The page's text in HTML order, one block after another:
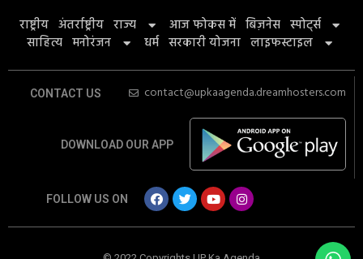
राष्ट्रीय अंतर्राष्ट्रीय राज्य आज फोकस में बिज़नेस स्पोर्ट्स
साहित्य मनोरंजन धर्म सरकारी योजना लाइफस्टाइल
CONTACT US contact@upkaagenda.dreamhosters.com
DOWNLOAD OUR APP
FOLLOW US ON